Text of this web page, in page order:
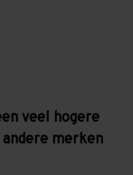
veel hogere
merken